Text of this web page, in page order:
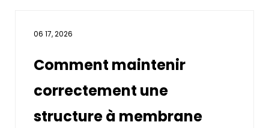
06 17, 2026
Comment maintenir
correctement une
structure à membrane